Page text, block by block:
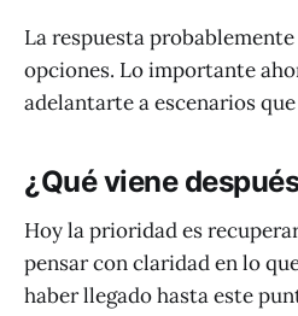
La respuesta
opciones. Lo importante
adelantarte a escenarios
¿Qué viene
Hoy la prioridad es
pensar con claridad en lo
haber llegado hasta este